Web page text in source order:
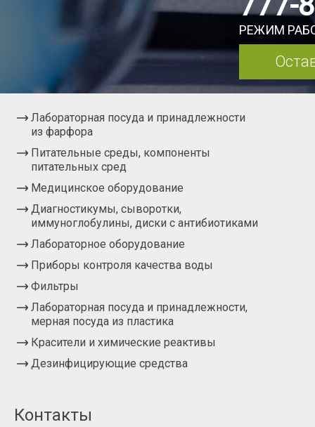
РЕЖИМ
Лабораторная посуда и принадлежности
из фарфора
Питательные среды, компоненты
питательных сред
Медицинское оборудование
Диагностикумы, сыворотки,
иммуноглобулины, диски с антибиотиками
Лабораторное оборудование
Приборы контроля качества воды
Фильтры
Лабораторная посуда и принадлежности,
мерная посуда из пластика
Красители и химические реактивы
Дезинфицирующие средства
Контакты